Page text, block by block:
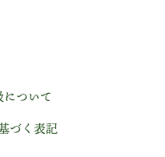
ついて
づく表記